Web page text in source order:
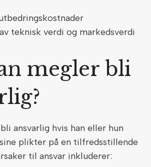
teknisk verdi og markedsverdi
megler bli
ansvarlig hvis han eller hun
plikter på en tilfredsstillende
til ansvar inkluderer: